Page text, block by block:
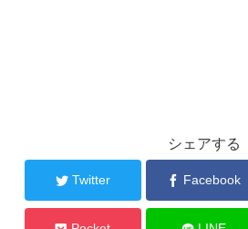
シェアする
Twitter Facebook